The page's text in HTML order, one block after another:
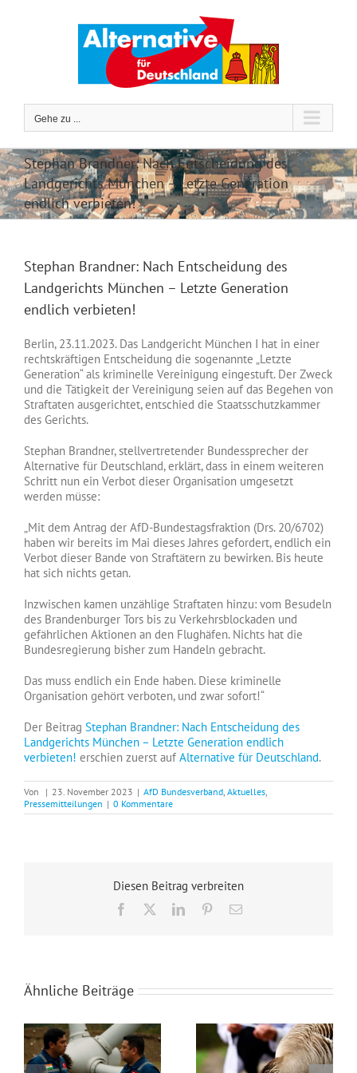
Gehe zu ...
Stephan Brandner: Nach Entscheidung des
Landgerichts München – Letzte Generation
endlich verbieten!
Stephan Brandner: Nach Entscheidung des
Landgerichts München – Letzte Generation
endlich verbieten!
Berlin, 23.11.2023. Das Landgericht München I hat in einer
rechtskräftigen Entscheidung die sogenannte „Letzte
Generation“ als kriminelle Vereinigung eingestuft. Der Zweck
und die Tätigkeit der Vereinigung seien auf das Begehen von
Straftaten ausgerichtet, entschied die Staatsschutzkammer
des Gerichts.
Stephan Brandner, stellvertretender Bundessprecher der
Alternative für Deutschland, erklärt, dass in einem weiteren
Schritt nun ein Verbot dieser Organisation umgesetzt
werden müsse:
„Mit dem Antrag der AfD-Bundestagsfraktion (Drs. 20/6702)
haben wir bereits im Mai dieses Jahres gefordert, endlich ein
Verbot dieser Bande von Straftätern zu bewirken. Bis heute
hat sich nichts getan.
Inzwischen kamen unzählige Straftaten hinzu: vom Besudeln
des Brandenburger Tors bis zu Verkehrsblockaden und
gefährlichen Aktionen an den Flughäfen. Nichts hat die
Bundesregierung bisher zum Handeln gebracht.
Das muss endlich ein Ende haben. Diese kriminelle
Organisation gehört verboten, und zwar sofort!“
Der Beitrag Stephan Brandner: Nach Entscheidung des
Landgerichts München – Letzte Generation endlich
verbieten! erschien zuerst auf Alternative für Deutschland.
Von | 23. November 2023 | AfD Bundesverband Aktuelles
Pressemitteilungen | 0 Kommentare
Diesen Beitrag verbreiten
Facebook LinkedInPinterest
E-
Ähnliche Beiträge